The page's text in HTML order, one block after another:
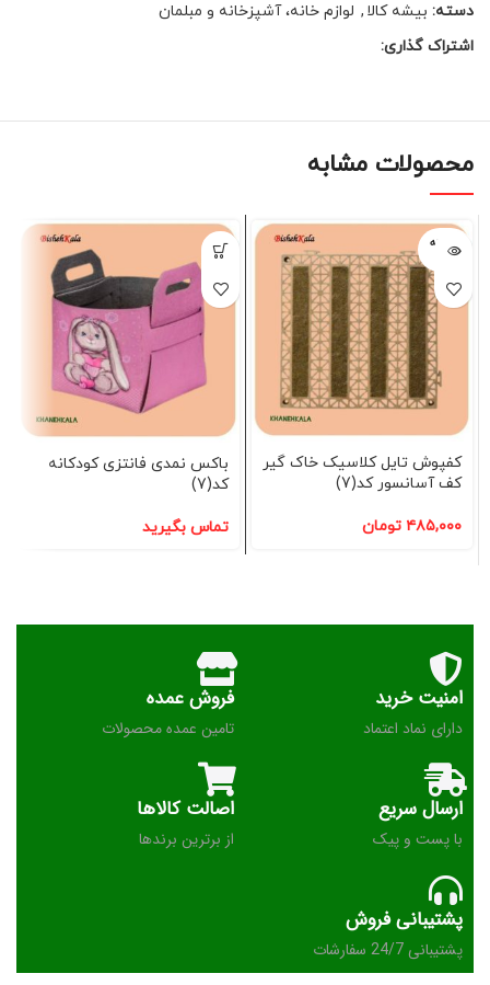
دسته: بیشه کالا , لوازم خانه، آشپزخانه و مبلمان
اشتراک گذاری:
محصولات مشابه
فروخته
شده
کفپوش تایل کلاسیک خاک گیر
کف آسانسور کد(7)
۴۸۵,۰۰۰ تومان
باکس نمدی فانتزی کودکانه
کد(7)
تماس بگیرید
امنیت خرید
دارای نماد اعتماد
فروش عمده
تامین عمده محصولات
ارسال سریع
با پست و پیک
اصالت کالاها
از برترین برندها
پشتیبانی فروش
پشتیبانی 24/7 سفارشات